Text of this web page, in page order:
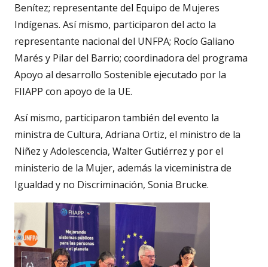
Benítez; representante del Equipo de Mujeres
Indígenas. Así mismo, participaron del acto la
representante nacional del UNFPA; Rocío Galiano
Marés y Pilar del Barrio; coordinadora del programa
Apoyo al desarrollo Sostenible ejecutado por la
FIIAPP con apoyo de la UE.
Así mismo, participaron también del evento la
ministra de Cultura, Adriana Ortiz, el ministro de la
Niñez y Adolescencia, Walter Gutiérrez y por el
ministerio de la Mujer, además la viceministra de
Igualdad y no Discriminación, Sonia Brucke.